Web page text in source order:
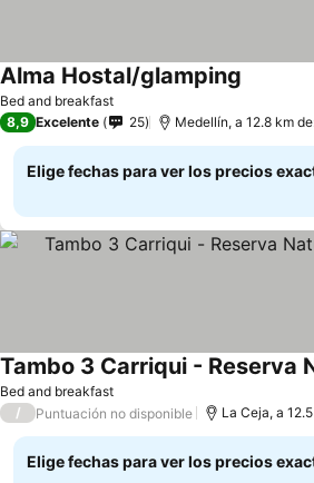
Bed and breakfast
Alma Hostal/glamping
8,9 Excelente 25 Medellín, a 12.8 km
Elige fechas para ver los precios
Bed and breakfast
/ Puntuación no disponible La Ceja, a
Elige fechas para ver los precios